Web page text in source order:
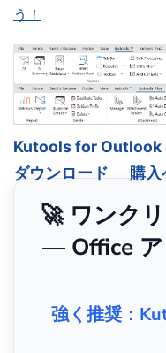
う！
Kutools for Outlook
ダウンロード
購入
🚀 ワンク
— Office ア
強く推奨：